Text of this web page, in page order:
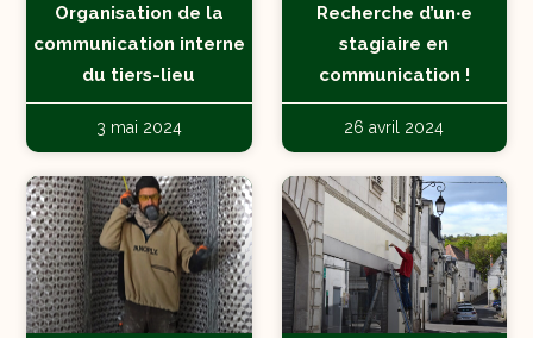
Organisation de la
communication interne
du tiers-lieu
3 mai 2024
Recherche d’un‧e
stagiaire en
communication !
26 avril 2024